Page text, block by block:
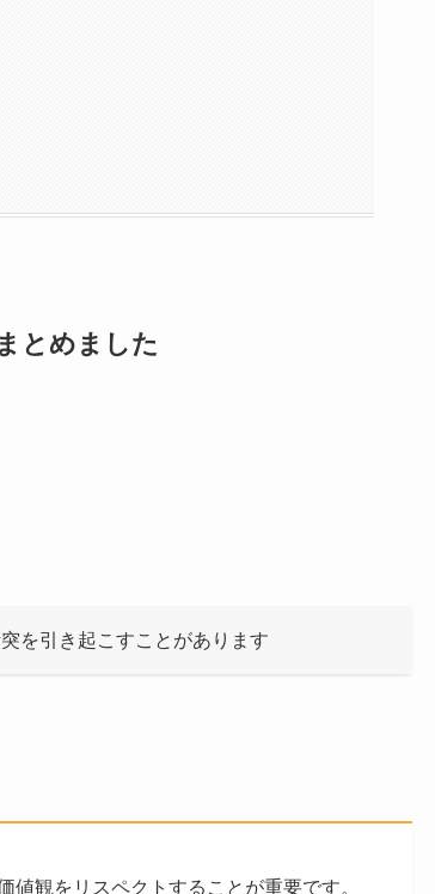
とめました
を引き起こすことがあります
観をリスペクトすることが重要です。